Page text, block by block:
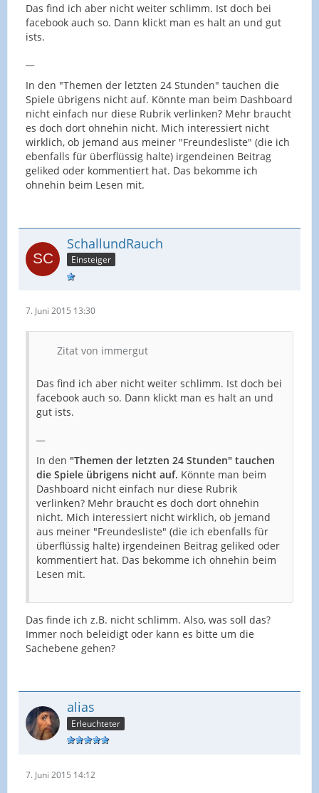
Das find ich aber nicht weiter schlimm. Ist doch bei
facebook auch so. Dann klickt man es halt an und gut
ists.
In den "Themen der letzten 24 Stunden" tauchen die
Spiele übrigens nicht auf. Könnte man beim Dashboard
nicht einfach nur diese Rubrik verlinken? Mehr braucht
es doch dort ohnehin nicht. Mich interessiert nicht
wirklich, ob jemand aus meiner "Freundesliste" (die ich
ebenfalls für überflüssig halte) irgendeinen Beitrag
geliked oder kommentiert hat. Das bekomme ich
ohnehin beim Lesen mit.
SchallundRauch
Einsteiger
7. Juni 2015 13:30
Zitat von immergut
Das find ich aber nicht weiter schlimm. Ist doch bei
facebook auch so. Dann klickt man es halt an und
gut ists.
In den "Themen der letzten 24 Stunden" tauchen
die Spiele übrigens nicht auf. Könnte man beim
Dashboard nicht einfach nur diese Rubrik
verlinken? Mehr braucht es doch dort ohnehin
nicht. Mich interessiert nicht wirklich, ob jemand
aus meiner "Freundesliste" (die ich ebenfalls für
überflüssig halte) irgendeinen Beitrag geliked oder
kommentiert hat. Das bekomme ich ohnehin beim
Lesen mit.
Das finde ich z.B. nicht schlimm. Also, was soll das?
Immer noch beleidigt oder kann es bitte um die
Sachebene gehen?
alias
Erleuchteter
7. Juni 2015 14:12